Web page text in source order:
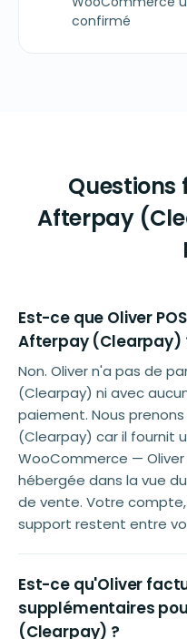
confirmé
Questions
Afterpay
Est-ce que Oliver
Afterpay (Clearpay)
Non. Oliver n'a pas de
(Clearpay) ni avec
paiement. Nous
(Clearpay) car il fournit
WooCommerce —
hébergée dans la vue
de vente. Votre
support restent entre
Est-ce qu'Oliver
supplémentaires
(Clearpay) ?